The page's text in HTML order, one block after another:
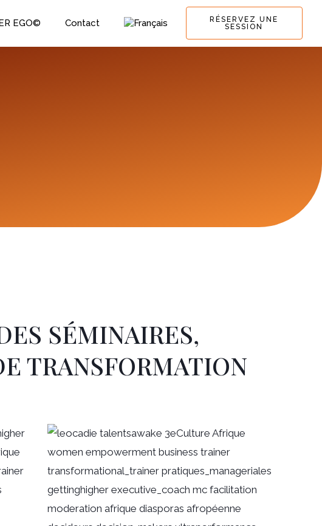
EGO© Contact
RÉSERVEZ UNE
SESSION
SÉMINAIRES,
TRANSFORMATION